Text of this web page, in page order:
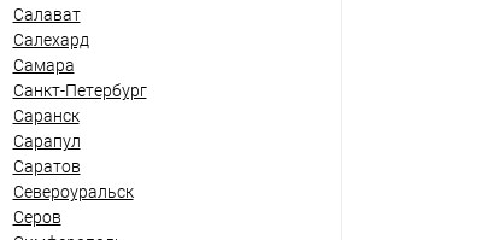
Салават
Салехард
Самара
Санкт-Петербург
Саранск
Сарапул
Саратов
Североуральск
Серов